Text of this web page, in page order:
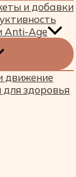
и добавки
Anti-Age
движение
здоровья